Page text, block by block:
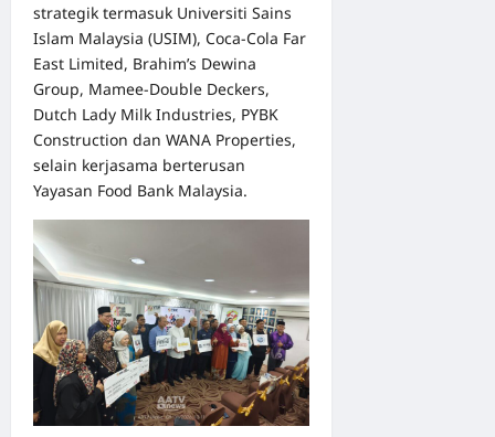
strategik termasuk Universiti Sains
Islam Malaysia (USIM), Coca-Cola Far
East Limited, Brahim’s Dewina
Group, Mamee-Double Deckers,
Dutch Lady Milk Industries, PYBK
Construction dan WANA Properties,
selain kerjasama berterusan
Yayasan Food Bank Malaysia.